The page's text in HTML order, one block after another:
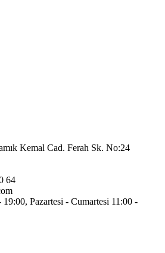
Kemal Cad. Ferah Sk. No:24
64
19:00, Pazartesi - Cumartesi 11:00 -